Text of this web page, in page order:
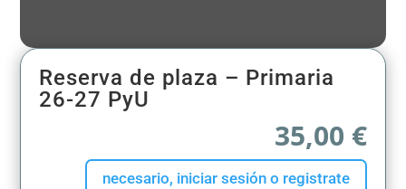
Reserva de plaza – Primaria
26-27 PyU
35,00 €
necesario, iniciar sesión o registrate